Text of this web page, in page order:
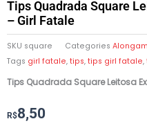
Tips Quadrada Square
– Girl Fatale
SKU square Categories
Tags girl fatale, tips, tips girl fatale,
Tips Quadrada Square Leitosa
O
R$8,50